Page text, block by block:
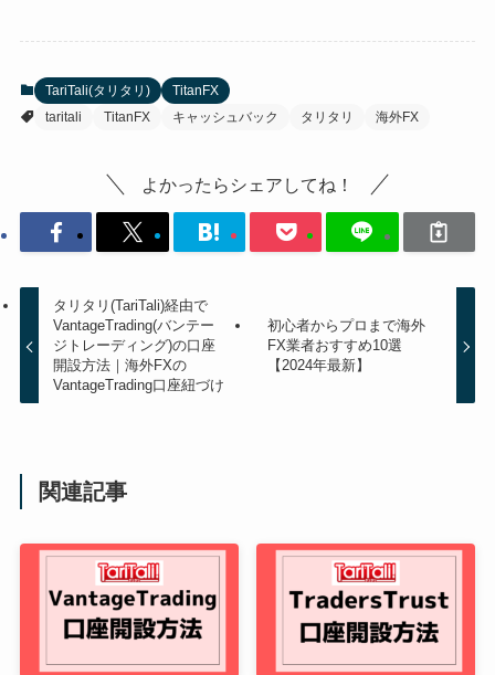
TariTali(タリタリ)
TitanFX
taritali
TitanFX キャッシュバック タリタリ 海外FX
よかったらシェアしてね！
タリタリ(TariTali)経由で
VantageTrading(バンテー
ジトレーディング)の口座
開設方法｜海外FXの
VantageTrading口座紐づけ
初心者からプロまで海外
FX業者おすすめ10選
【2024年最新】
関連記事